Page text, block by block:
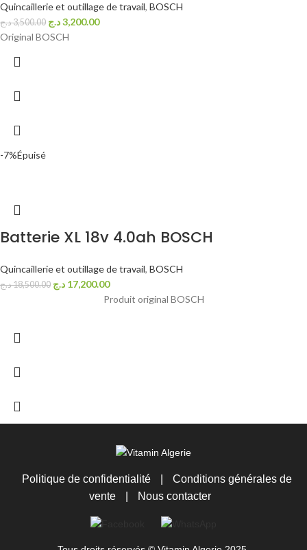
Quincaillerie et outillage de travail, BOSCH
3,500.00د.ج 3,200.00د.ج
Original BOSCH
-7%Épuisé
Batterie XL 18v 4.0ah BOSCH
Quincaillerie et outillage de travail, BOSCH
18,500.00د.ج 17,200.00 د.ج
Produit original BOSCH
Politique de confidentialité
Conditions générales de
vente
Nous contacter